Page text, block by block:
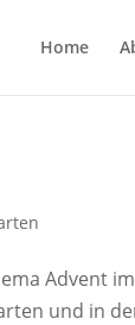
Home
Advent im
und in